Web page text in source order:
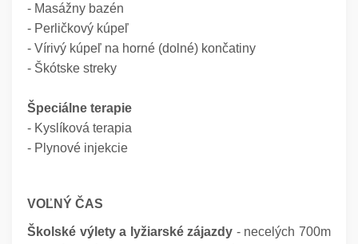
- Masážny bazén
- Perličkový kúpeľ
- Vírivý kúpeľ na horné (dolné) končatiny
- Škótske streky
Špeciálne terapie
- Kyslíková terapia
- Plynové injekcie
VOĽNÝ ČAS
Školské výlety a lyžiarské zájazdy - necelých 700m